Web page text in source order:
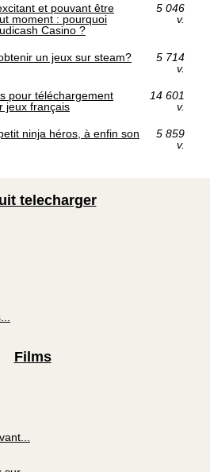
et pouvant être
moment : pourquoi
Casino ?
5 046
v.
un jeux sur steam?
5 714
v.
pour téléchargement
jeux français
14 601
v.
ninja héros, à enfin son
5 859
v.
telecharger
Films